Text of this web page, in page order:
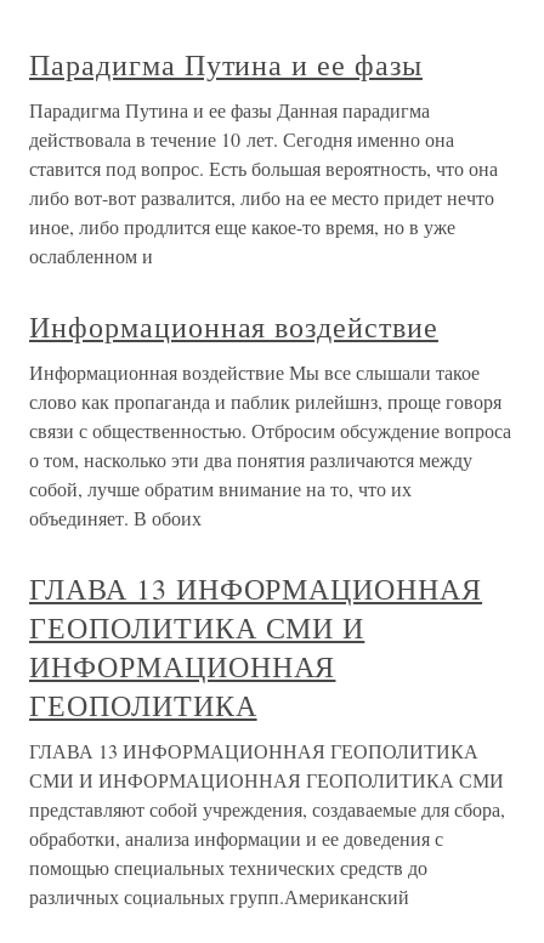
Парадигма Путина и ее фазы
Парадигма Путина и ее фазы Данная парадигма
действовала в течение 10 лет. Сегодня именно она
ставится под вопрос. Есть большая вероятность, что она
либо вот-вот развалится, либо на ее место придет нечто
иное, либо продлится еще какое-то время, но в уже
ослабленном и
Информационная воздействие
Информационная воздействие Мы все слышали такое
слово как пропаганда и паблик рилейшнз, проще говоря
связи с общественностью. Отбросим обсуждение вопроса
о том, насколько эти два понятия различаются между
собой, лучше обратим внимание на то, что их
объединяет. В обоих
ГЛАВА 13 ИНФОРМАЦИОННАЯ
ГЕОПОЛИТИКА СМИ И
ИНФОРМАЦИОННАЯ
ГЕОПОЛИТИКА
ГЛАВА 13 ИНФОРМАЦИОННАЯ ГЕОПОЛИТИКА
СМИ И ИНФОРМАЦИОННАЯ ГЕОПОЛИТИКА СМИ
представляют собой учреждения, создаваемые для сбора,
обработки, анализа информации и ее доведения с
помощью специальных технических средств до
различных социальных групп.Американский